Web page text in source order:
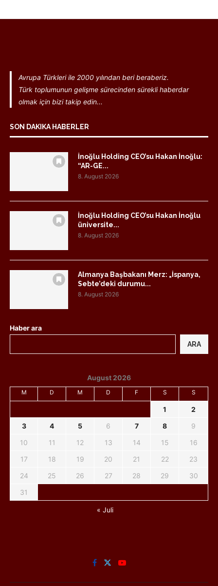
Avrupa Türkleri ile 2000 yılından beri beraberiz.
Türk toplumunun gelişme sürecinden sürekli haberdar
olmak için bizi takip edin...
SON DAKIKA HABERLER
İnoğlu Holding CEO’su Hakan İnoğlu:
“AR-GE...
8. August 2026
İnoğlu Holding CEO’su Hakan İnoğlu
üniversite...
8. August 2026
Almanya Başbakanı Merz: „İspanya,
Sebte’deki durumu...
8. August 2026
Haber ara
ARA
August 2026
M D M D F S S
1
2
3
4 5 6 7 8
9
10
11 12 13 14 15
16
17
18 19 20 21 22
23
24
25 26 27 28 29
30
31
« Juli